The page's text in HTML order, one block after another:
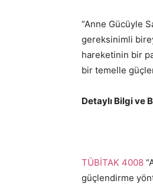
“Anne Gücüyle
gereksinimli
hareketinin bir
bir temelle
Detaylı Bilgi ve
TÜBİTAK 4008
güçlendirme